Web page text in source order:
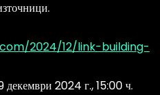
2024/12/link-building-
декември 2024 г., 15:00 ч.